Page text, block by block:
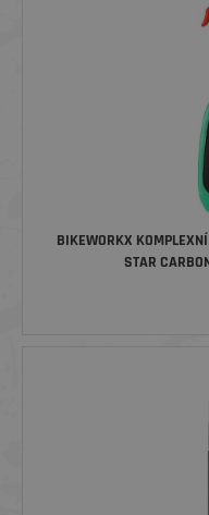
BIKEWORKX
STAR